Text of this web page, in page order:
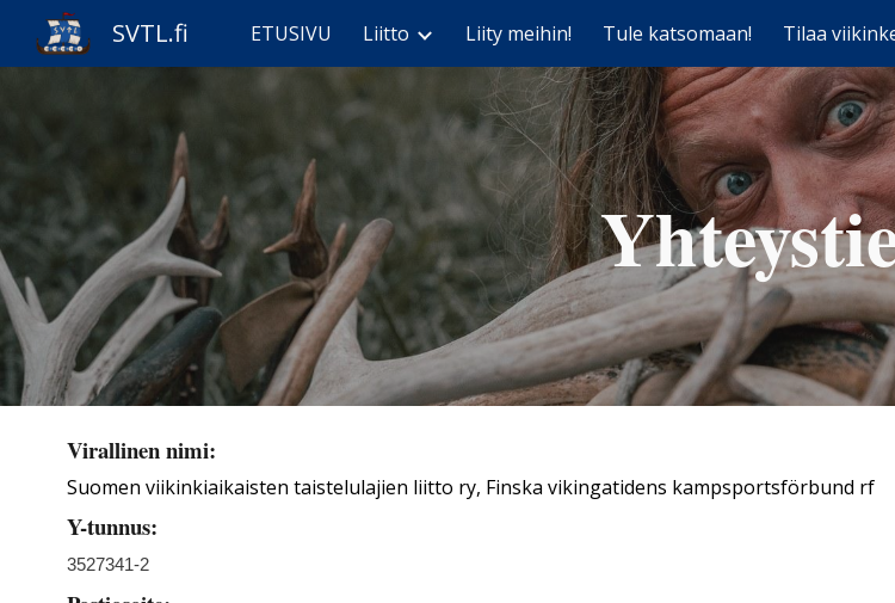
Skip to main content
SVTL.fi ETUSIVU Liitto Liity meihin! Tule katsomaan! Tilaa
Virallinen nimi:
Suomen viikinkiaikaisten taistelulajien liitto ry, Finska vikingatidens kampsportsförbund rf
Y-tunnus:
3527341-2